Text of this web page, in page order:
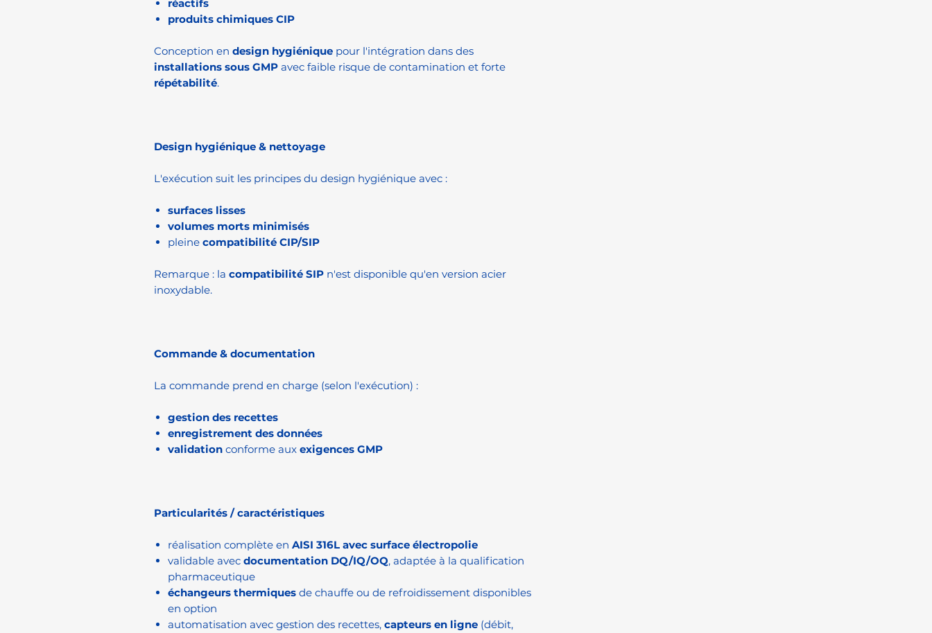
réactifs
produits chimiques CIP
Conception en design hygiénique pour l'intégration dans des
installations sous GMP avec faible risque de contamination et forte
répétabilité.
Design hygiénique & nettoyage
L'exécution suit les principes du design hygiénique avec :
surfaces lisses
volumes morts minimisés
pleine compatibilité CIP/SIP
Remarque : la compatibilité SIP n'est disponible qu'en version acier
inoxydable.
Commande & documentation
La commande prend en charge (selon l'exécution) :
gestion des recettes
enregistrement des données
validation conforme aux exigences GMP
Particularités / caractéristiques
réalisation complète en AISI 316L avec surface électropolie
validable avec documentation DQ/IQ/OQ, adaptée à la qualification
pharmaceutique
échangeurs thermiques de chauffe ou de refroidissement disponibles
en option
automatisation avec gestion des recettes, capteurs en ligne (débit,